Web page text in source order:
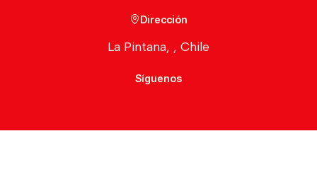
Dirección
La Pintana, , Chile
Síguenos